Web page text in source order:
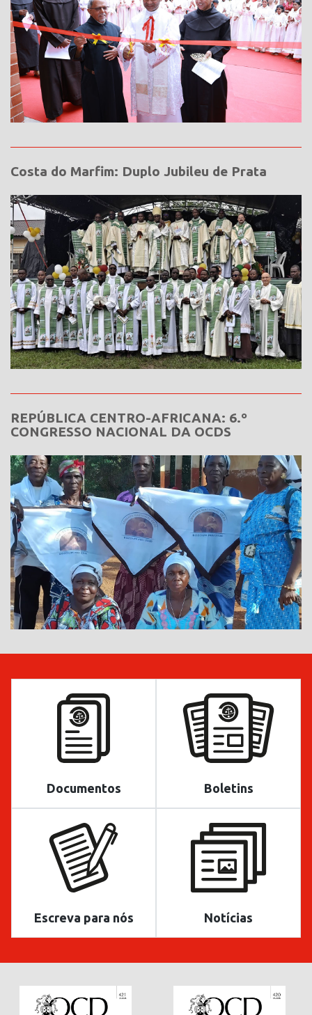
Costa do Marfim: Duplo Jubileu de Prata
REPÚBLICA CENTRO-AFRICANA: 6.º
CONGRESSO NACIONAL DA OCDS
Documentos Boletins
Escreva para nós Notícias